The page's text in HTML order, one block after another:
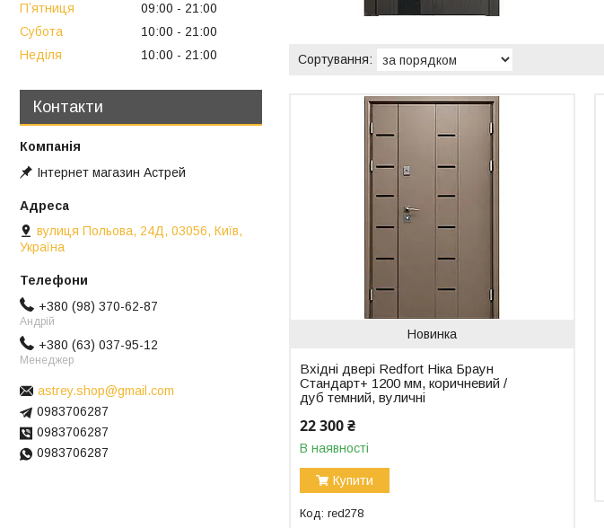
Новинка
Вхідні двері Redfort Ніка Браун
Стандарт+ 1200 мм, коричневий /
дуб темний, вуличні
22 300 ₴
В наявності
Купити
red278
Пʼятниця
09:00
21:00
Субота
10:00
21:00
Неділя
10:00 21:00
Контакти
Інтернет магазин Астрей
вулиця Польова, 24Д, 03056, Київ,
Україна
+380 (98) 370-62-87
Андрій
+380 (63) 037-95-12
Менеджер
astrey.shop@gmail.com
0983706287
0983706287
0983706287